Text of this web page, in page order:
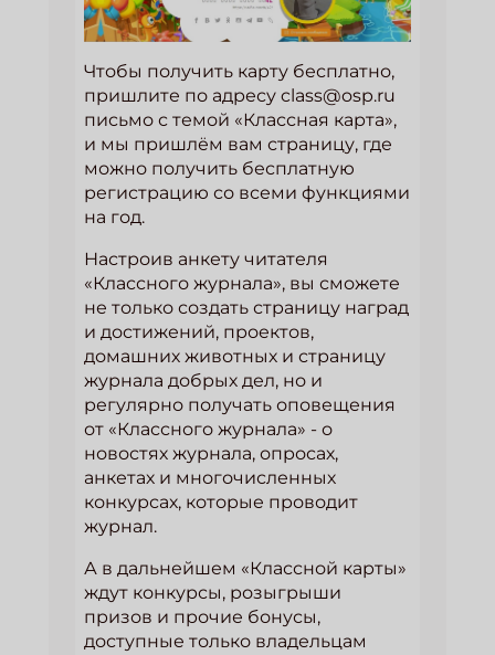
Чтобы получить карту бесплатно,
пришлите по адресу class@osp.ru
письмо с темой «Классная карта»,
и мы пришлём вам страницу, где
можно получить бесплатную
регистрацию со всеми функциями
на год.
Настроив анкету читателя
«Классного журнала», вы сможете
не только создать страницу наград
и достижений, проектов,
домашних животных и страницу
журнала добрых дел, но и
регулярно получать оповещения
от «Классного журнала» - о
новостях журнала, опросах,
анкетах и многочисленных
конкурсах, которые проводит
журнал.
А в дальнейшем «Классной карты»
ждут конкурсы, розыгрыши
призов и прочие бонусы,
доступные только владельцам